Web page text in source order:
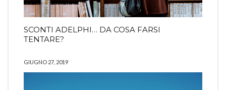
SCONTI ADELPHI… DA COSA FARSI
TENTARE?
GIUGNO 27, 2019